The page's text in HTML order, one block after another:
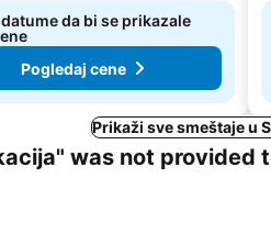
da bi se prikazale
Pogledaj cene
Prikaži sve smeštaje u
was not provided